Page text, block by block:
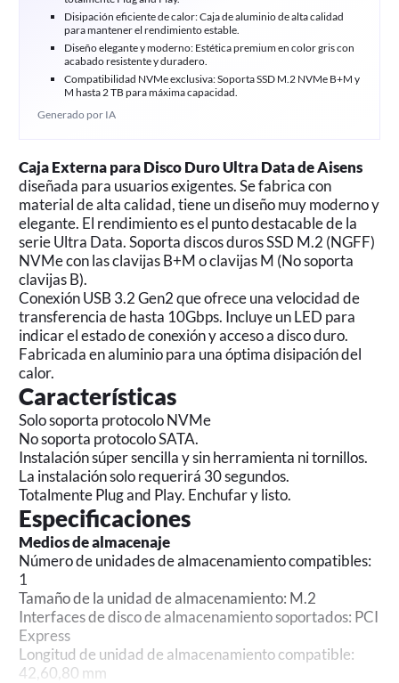
Disipación eficiente de calor: Caja de aluminio de alta calidad
para mantener el rendimiento estable.
Diseño elegante y moderno: Estética premium en color gris con
acabado resistente y duradero.
Compatibilidad NVMe exclusiva: Soporta SSD M.2 NVMe B+M y
M hasta 2 TB para máxima capacidad.
Generado por IA
Caja Externa para Disco Duro Ultra Data de Aisens
diseñada para usuarios exigentes. Se fabrica con
material de alta calidad, tiene un diseño muy moderno y
elegante. El rendimiento es el punto destacable de la
serie Ultra Data. Soporta discos duros SSD M.2 (NGFF)
NVMe con las clavijas B+M o clavijas M (No soporta
clavijas B).
Conexión USB 3.2 Gen2 que ofrece una velocidad de
transferencia de hasta 10Gbps. Incluye un LED para
indicar el estado de conexión y acceso a disco duro.
Fabricada en aluminio para una óptima disipación del
calor.
Características
Solo soporta protocolo NVMe
No soporta protocolo SATA.
Instalación súper sencilla y sin herramienta ni tornillos.
La instalación solo requerirá 30 segundos.
Totalmente Plug and Play. Enchufar y listo.
Especificaciones
Medios de almacenaje
Número de unidades de almacenamiento compatibles:
1
Tamaño de la unidad de almacenamiento: M.2
Interfaces de disco de almacenamiento soportados: PCI
Express
Longitud de unidad de almacenamiento compatible:
42,60,80 mm